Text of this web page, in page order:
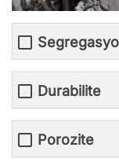
Durabilite
Porozite